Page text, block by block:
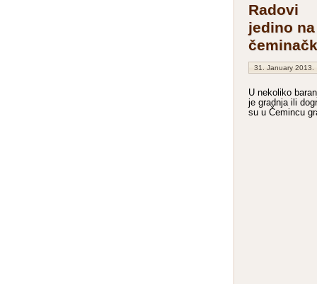
Radovi
jedino na
31. January 2013.
U nekoliko
je gradnja ili
su u Čemincu